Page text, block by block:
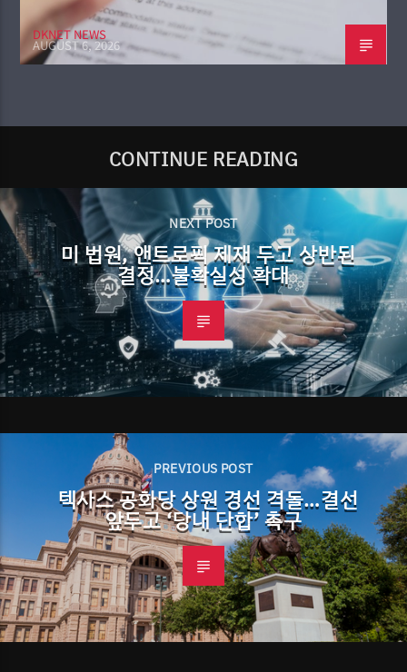
DKNET NEWS
AUGUST 6, 2026
CONTINUE READING
NEXT POST
미 법원, 앤트로픽 제재 두고 상반된
결정…불확실성 확대
PREVIOUS POST
텍사스 공화당 상원 경선 격돌…결선
앞두고 ‘당내 단합’ 촉구